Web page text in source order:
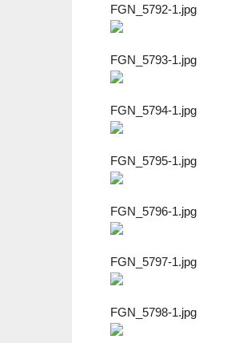
FGN_5792-1.jpg
FGN_5793-1.jpg
FGN_5794-1.jpg
FGN_5795-1.jpg
FGN_5796-1.jpg
FGN_5797-1.jpg
FGN_5798-1.jpg